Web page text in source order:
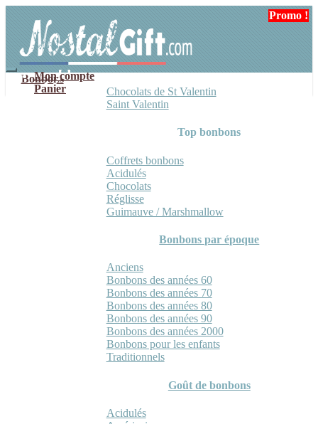
navigation
contenu
Mon compte
Panier
Bonbons
Chocolats de St Valentin
Saint Valentin
Top bonbons
Coffrets bonbons
Acidulés
Chocolats
Réglisse
Guimauve / Marshmallow
Bonbons par époque
Anciens
Bonbons des années 60
Bonbons des années 70
Bonbons des années 80
Bonbons des années 90
Bonbons des années 2000
Bonbons pour les enfants
Traditionnels
Goût de bonbons
Acidulés
Promo !
Promo !